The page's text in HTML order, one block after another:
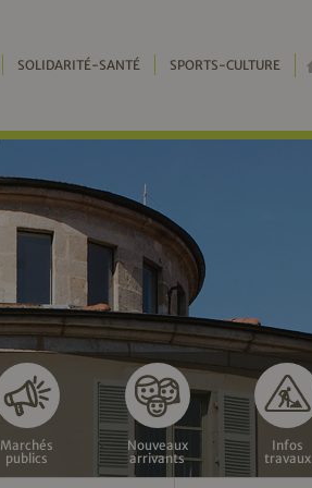
SOLIDARITÉ-SANTÉ SPORTS-CULTURE
Marchés
publics
Nouveaux
arrivants
Infos
travaux